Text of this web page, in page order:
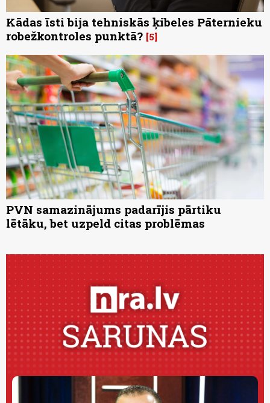
Kādas īsti bija tehniskās ķibeles Pāternieku
robežkontroles punktā? 5
PVN samazinājums padarījis pārtiku
lētāku, bet uzpeld citas problēmas